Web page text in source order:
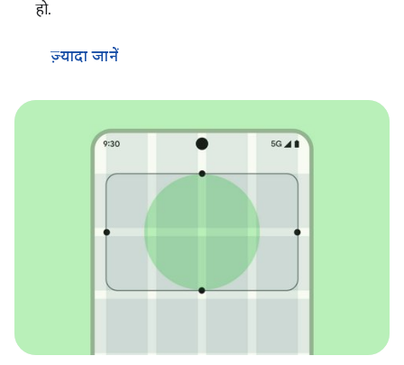
हो.
ज़्यादा जानें